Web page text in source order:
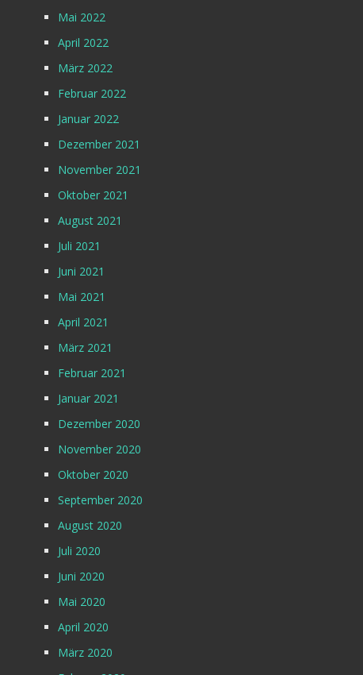
Mai 2022
April 2022
März 2022
Februar 2022
Januar 2022
Dezember 2021
November 2021
Oktober 2021
August 2021
Juli 2021
Juni 2021
Mai 2021
April 2021
März 2021
Februar 2021
Januar 2021
Dezember 2020
November 2020
Oktober 2020
September 2020
August 2020
Juli 2020
Juni 2020
Mai 2020
April 2020
März 2020